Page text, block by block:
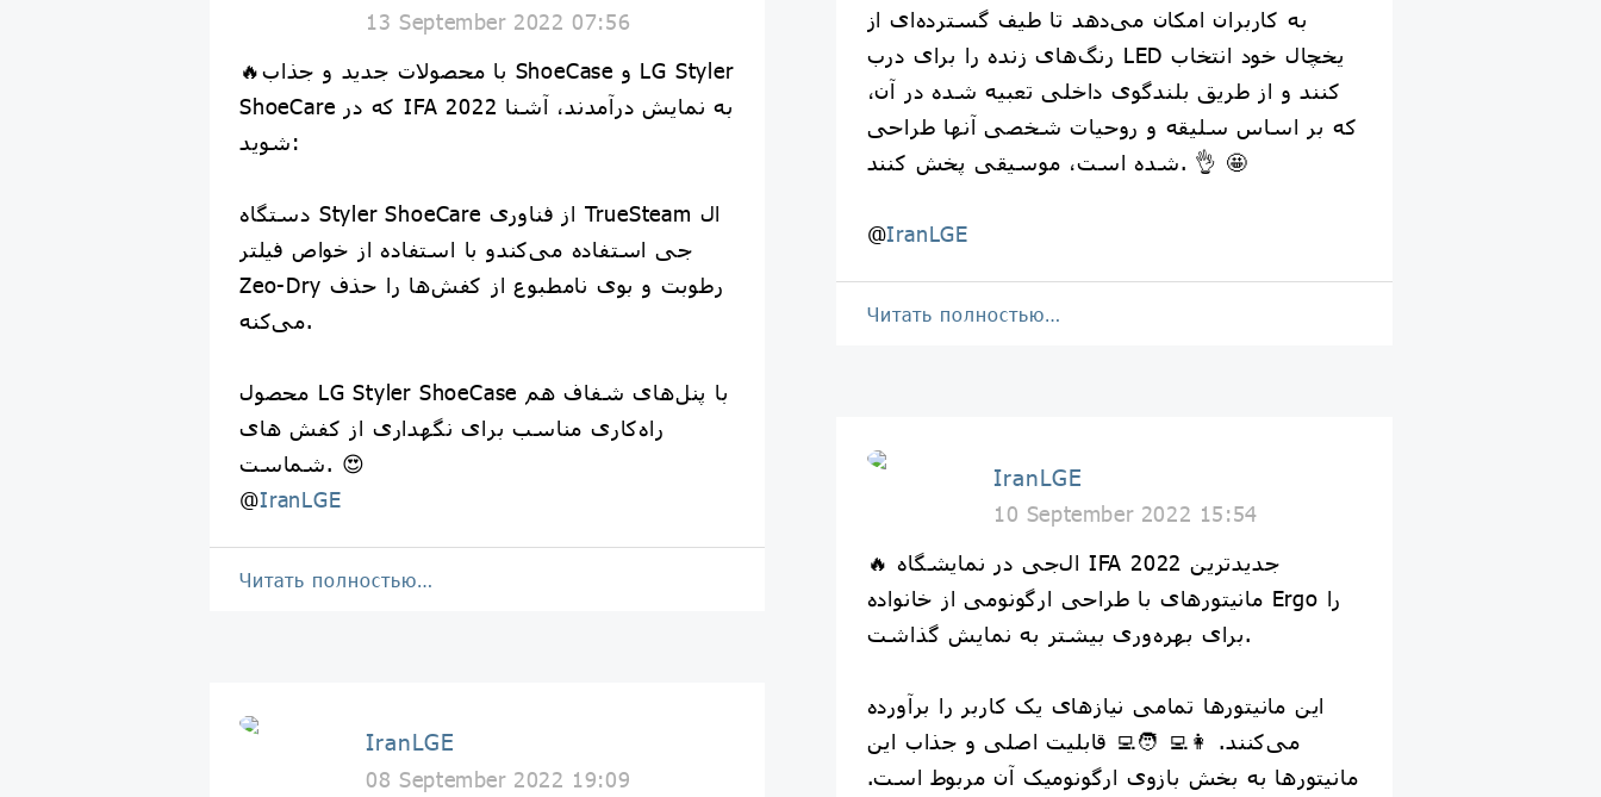
13 September 2022 07:56
🔥با محصولات جدید و جذاب ShoeCase و LG Styler
ShoeCare که در IFA 2022 به نمایش درآمدند، آشنا
شوید:
دستگاه Styler ShoeCare از فناوری TrueSteam ال
جی استفاده می‌کندو با استفاده از خواص فیلتر
Zeo-Dry رطوبت و بوی نامطبوع از کفش‌ها را حذف
می‌کنه.
محصول LG Styler ShoeCase با پنل‌های شفاف هم
راه‌کاری مناسب برای نگهداری از کفش های
شماست. 😍
@IranLGE
Читать полностью…
IranLGE
08 September 2022 19:09
به کاربران امکان می‌دهد تا طیف گسترده‌ای از
رنگ‌های زنده را برای درب LED یخچال خود انتخاب
کنند و از طریق بلندگوی داخلی تعبیه شده در آن،
که بر اساس سلیقه و روحیات شخصی آنها طراحی
شده است، موسیقی پخش کنند. 👌 🤩
@IranLGE
Читать полностью…
IranLGE
10 September 2022 15:54
🔥 ال‌جی در نمایشگاه IFA 2022 جدیدترین
مانیتورهای با طراحی ارگونومی از خانواده Ergo را
برای بهره‌وری بیشتر به نمایش گذاشت.
این مانیتورها تمامی نیازهای یک کاربر را برآورده
می‌کنند. 👩‍💻 🧑‍💻 قابلیت اصلی و جذاب این
مانیتورها به بخش بازوی ارگونومیک آن مربوط است.